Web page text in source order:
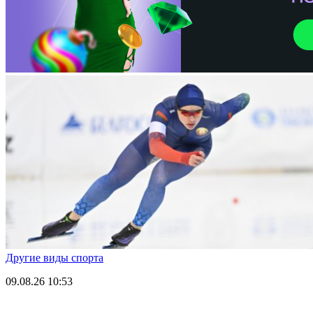
Другие виды спорта
09.08.26 10:53